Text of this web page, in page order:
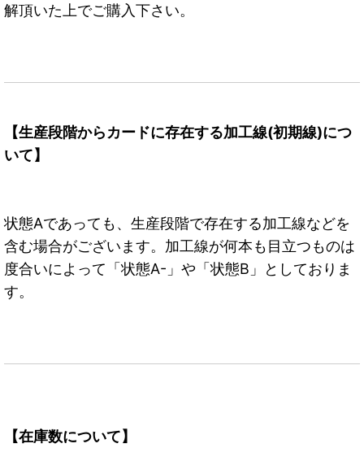
解頂いた上でご購入下さい。
【生産段階からカードに存在する加工線(初期線)につ
いて】
状態Aであっても、生産段階で存在する加工線などを
含む場合がございます。加工線が何本も目立つものは
度合いによって「状態A-」や「状態B」としておりま
す。
【在庫数について】